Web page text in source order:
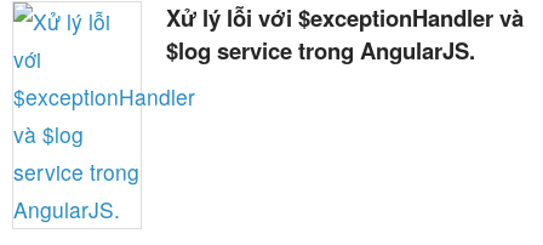
Xử lý lỗi với $exceptionHandler và
$log service trong AngularJS.